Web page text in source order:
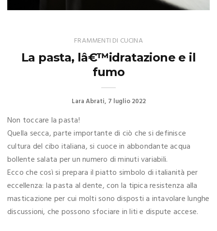
FRAMMENTI DI CUCINA
La pasta, lâ€™idratazione e il
fumo
Lara Abrati 7 luglio 2022
Non toccare la pasta!
Quella secca, parte importante di ciò che si definisce
cultura del cibo italiana, si cuoce in abbondante acqua
bollente salata per un numero di minuti variabili.
Ecco che così si prepara il piatto simbolo di italianità per
eccellenza: la pasta al dente, con la tipica resistenza alla
masticazione per cui molti sono disposti a intavolare lunghe
discussioni, che possono sfociare in liti e dispute accese.